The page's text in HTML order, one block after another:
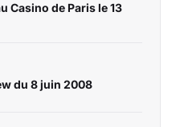
Casino de Paris le 13
du 8 juin 2008